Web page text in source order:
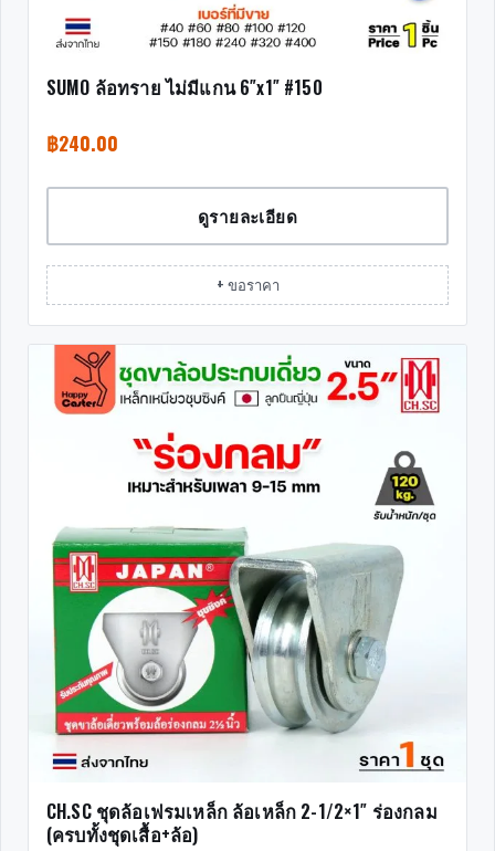
SUMO ล้อทราย ไม่มีแกน 6″x1″ #150
฿240.00
ดูรายละเอียด
+ ขอราคา
CH.SC ชุดล้อเฟรมเหล็ก ล้อเหล็ก 2-1/2×1″ ร่องกลม
(ครบทั้งชุดเสื้อ+ล้อ)